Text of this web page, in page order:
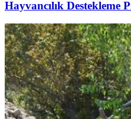
Hayvancılık Destekleme